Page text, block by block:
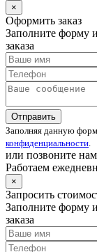
×
Оформить заказ
Заполните форму
заказа
Отправить
Заполняя данную
конфиденциальности.
или позвоните
Работаем
×
Запросить
Заполните форму
заказа